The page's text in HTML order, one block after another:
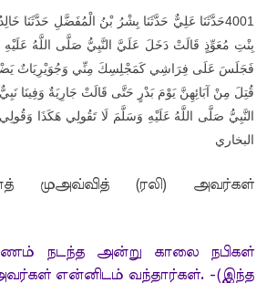
4001حَدَّثَنَا عَلِيٌّ حَدَّثَنَا بِشْرُ بْنُ الْمُفَضَّلِ حَدَّثَنَا
بِنْتِ مُعَوِّذٍ قَالَتْ دَخَلَ عَلَيَّ النَّبِيُّ صَلَّى اللَّهُ
فَجَلَسَ عَلَى فِرَاشِي كَمَجْلِسِكَ مِنِّي وَجُوَيْرِيَاتٌ
قُتِلَ مِنْ آبَائِهِنَّ يَوْمَ بَدْرٍ حَتَّى قَالَتْ جَارِيَةٌ وَفِينَا
النَّبِيُّ صَلَّى اللَّهُ عَلَيْهِ وَسَلَّمَ لَا تَقُولِي هَكَذَا
البخاري
முஅவ்வித் (ரலி) அவர்கள்
நடந்த அன்று காலை நபிகள்
என்னிடம் வந்தார்கள். -(இந்த